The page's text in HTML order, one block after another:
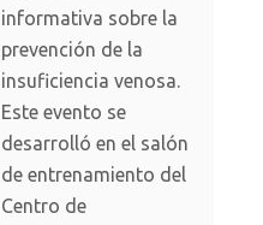
informativa sobre la
prevención de la
insuficiencia venosa.
Este evento se
desarrolló en el salón
de entrenamiento del
Centro de